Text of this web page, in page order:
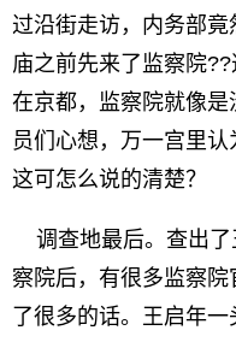
过沿街走访，内务部
庙之前先来了监察院
在京都，监察院就像
员们心想，万一宫里认
这可怎么说的清楚？
调查地最后。查出了
察院后，有很多监察
了很多的话。王启年